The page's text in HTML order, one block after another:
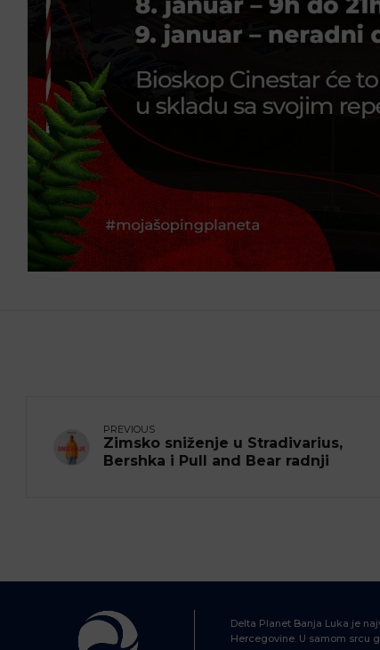
PREVIOUS
Zimsko sniženje u Stradivarius,
Bershka i Pull and Bear radnji
Delta Planet Banja Luka je
Hercegovine. U samom srcu